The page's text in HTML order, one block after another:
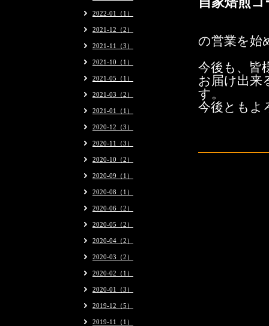
の営業を始
今後も、皆
お届け出来
す。
今後ともよ
2022-01（1）
2021-12（2）
2021-11（3）
2021-10（1）
2021-05（1）
2021-03（2）
2021-01（1）
2020-12（3）
2020-11（3）
2020-10（2）
2020-09（1）
2020-08（1）
2020-06（2）
2020-05（2）
2020-04（2）
2020-03（2）
2020-02（1）
2020-01（3）
2019-12（5）
2019-11（1）